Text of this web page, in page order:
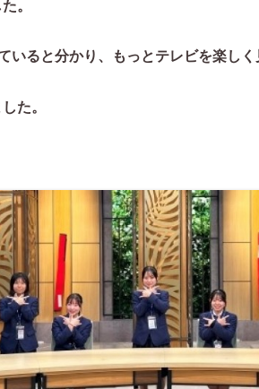
。
いると分かり、もっとテレビを楽しく
た。